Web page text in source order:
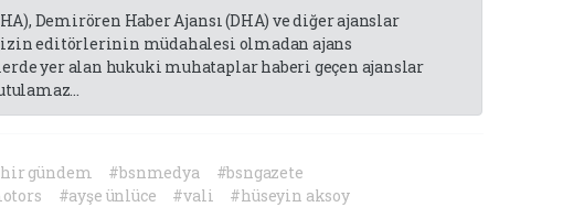
Demirören Haber Ajansı (DHA) ve diğer ajanslar
editörlerinin müdahalesi olmadan ajans
yer alan hukuki muhataplar haberi geçen ajanslar
gündem #bsnmedya
#bsngazete
#ayşe ünlüce #vali
#hüseyin aksoy